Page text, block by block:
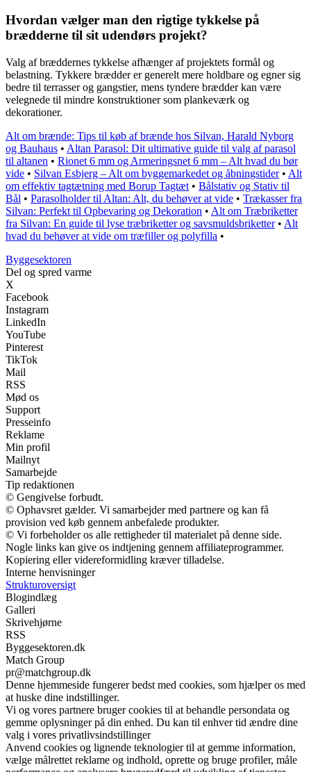
Hvordan vælger man den rigtige tykkelse på
brædderne til sit udendørs projekt?
Valg af bræddernes tykkelse afhænger af projektets formål og
belastning. Tykkere brædder er generelt mere holdbare og egner sig
bedre til terrasser og gangstier, mens tyndere brædder kan være
velegnede til mindre konstruktioner som plankeværk og
dekorationer.
Alt om brænde: Tips til køb af brænde hos Silvan, Harald Nyborg
og Bauhaus • Altan Parasol: Dit ultimative guide til valg af parasol
til altanen • Rionet 6 mm og Armeringsnet 6 mm – Alt hvad du bør
vide • Silvan Esbjerg – Alt om byggemarkedet og åbningstider• Alt
om effektiv tagtætning med Borup Tagtæt • Bålstativ og Stativ til
Bål • Parasolholder til Altan: Alt, du behøver at vide • Trækasser fra
Silvan: Perfekt til Opbevaring og Dekoration • Alt om Træbriketter
fra Silvan: En guide til lyse træbriketter og savsmuldsbriketter• Alt
hvad du behøver at vide om træfiller og polyfilla •
Byggesektoren
Del og spred varme
X
Facebook
Instagram
LinkedIn
YouTube
Pinterest
TikTok
Mail
RSS
Mød os
Support
Presseinfo
Reklame
Min profil
Mailnyt
Samarbejde
Tip redaktionen
© Gengivelse forbudt.
© Ophavsret gælder. Vi samarbejder med partnere og kan få
provision ved køb gennem anbefalede produkter.
© Vi forbeholder os alle rettigheder til materialet på denne side.
Nogle links kan give os indtjening gennem affiliateprogrammer.
Kopiering eller videreformidling kræver tilladelse.
Interne henvisninger
Strukturoversigt
Blogindlæg
Galleri
Skrivehjørne
RSS
Byggesektoren.dk
Match Group
pr@matchgroup.dk
Denne hjemmeside fungerer bedst med cookies, som hjælper os med
at huske dine indstillinger.
Vi og vores partnere bruger cookies til at behandle persondata og
gemme oplysninger på din enhed. Du kan til enhver tid ændre dine
valg i vores privatlivsindstillinger
Anvend cookies og lignende teknologier til at gemme information,
vælge målrettet reklame og indhold, oprette og bruge profiler, måle